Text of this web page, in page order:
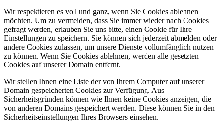
Wir respektieren es voll und ganz, wenn Sie Cookies ablehnen
möchten. Um zu vermeiden, dass Sie immer wieder nach Cookies
gefragt werden, erlauben Sie uns bitte, einen Cookie für Ihre
Einstellungen zu speichern. Sie können sich jederzeit abmelden oder
andere Cookies zulassen, um unsere Dienste vollumfänglich nutzen
zu können. Wenn Sie Cookies ablehnen, werden alle gesetzten
Cookies auf unserer Domain entfernt.
Wir stellen Ihnen eine Liste der von Ihrem Computer auf unserer
Domain gespeicherten Cookies zur Verfügung. Aus
Sicherheitsgründen können wie Ihnen keine Cookies anzeigen, die
von anderen Domains gespeichert werden. Diese können Sie in den
Sicherheitseinstellungen Ihres Browsers einsehen.